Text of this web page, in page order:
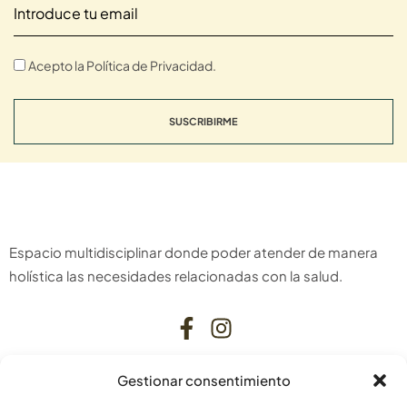
Gestionar consentimiento
Acepto la Política de Privacidad.
SUSCRIBIRME
Espacio multidisciplinar donde poder atender de manera
holística las necesidades relacionadas con la salud.